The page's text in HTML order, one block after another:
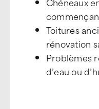
Toitures
rénovation
Problèmes
d’eau ou